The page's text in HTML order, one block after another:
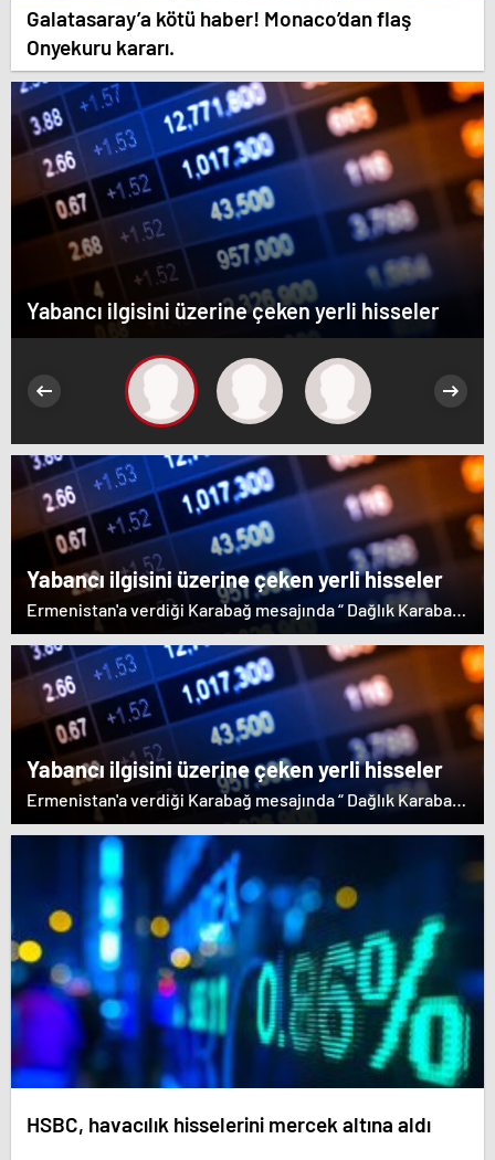
Galatasaray’a kötü haber! Monaco’dan flaş
Onyekuru kararı.
Yabancı ilgisini üzerine çeken yerli hisseler
Yabancı ilgisini üzerine çeken yerli hisseler
Ermenistan'a verdiği Karabağ mesajında “ Dağlık Karabağ
ve çevresindeki bölgeler Azerbaycan Cumhuriyeti'nin
ayrılmaz bir parçasıdır” dedi. İstifa çağrılarını kabul
etmeyen Başbakan Paşinyan Dağlık karabağ'ın sözde
lideri Arayik Harutyunyan'la görüştü. Ermenistan'a verdiği
desteği saklamayan Fransa Cumhurbaşkanı Macron ise
dikkat çeken bir ziyaret gerçekleştirdi.
Yabancı ilgisini üzerine çeken yerli hisseler
Ermenistan'a verdiği Karabağ mesajında “ Dağlık Karabağ
ve çevresindeki bölgeler Azerbaycan Cumhuriyeti'nin
ayrılmaz bir parçasıdır” dedi. İstifa çağrılarını kabul
etmeyen Başbakan Paşinyan Dağlık karabağ'ın sözde
lideri Arayik Harutyunyan'la görüştü. Ermenistan'a verdiği
desteği saklamayan Fransa Cumhurbaşkanı Macron ise
dikkat çeken bir ziyaret gerçekleştirdi.
HSBC, havacılık hisselerini mercek altına aldı